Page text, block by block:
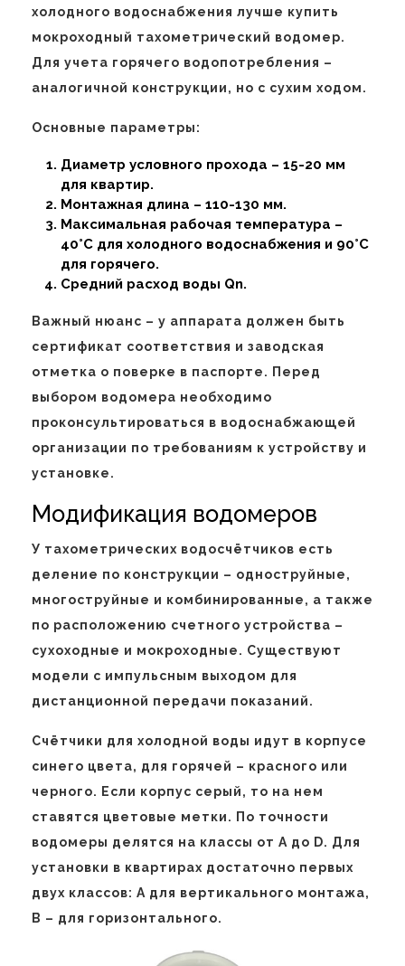
холодного водоснабжения лучше купить
мокроходный тахометрический водомер.
Для учета горячего водопотребления –
аналогичной конструкции, но с сухим ходом.
Основные параметры:
Диаметр условного прохода – 15-20 мм
для квартир.
Монтажная длина – 110-130 мм.
Максимальная рабочая температура –
40°C для холодного водоснабжения и 90°C
для горячего.
Средний расход воды Qn.
Важный нюанс – у аппарата должен быть
сертификат соответствия и заводская
отметка о поверке в паспорте. Перед
выбором водомера необходимо
проконсультироваться в водоснабжающей
организации по требованиям к устройству и
установке.
Модификация водомеров
У тахометрических водосчётчиков есть
деление по конструкции – одноструйные,
многоструйные и комбинированные, а также
по расположению счетного устройства –
сухоходные и мокроходные. Существуют
модели с импульсным выходом для
дистанционной передачи показаний.
Счётчики для холодной воды идут в корпусе
синего цвета, для горячей – красного или
черного. Если корпус серый, то на нем
ставятся цветовые метки. По точности
водомеры делятся на классы от A до D. Для
установки в квартирах достаточно первых
двух классов: A для вертикального монтажа,
B – для горизонтального.